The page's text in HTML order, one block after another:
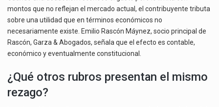
montos que no reflejan el mercado actual, el contribuyente tributa
sobre una utilidad que en términos económicos no
necesariamente existe. Emilio Rascón Máynez, socio principal de
Rascón, Garza & Abogados, señala que el efecto es contable,
económico y eventualmente constitucional.
¿Qué otros rubros presentan el mismo
rezago?